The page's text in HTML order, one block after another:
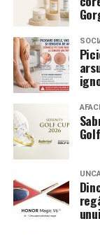
Anvelopele
uniforma,
masini de show.
jantele si
vorbim despre
Echilibrul dintre
Un aspect
prezenta multor
show, ci si
cauta solutii
evenimente
siguranta pe